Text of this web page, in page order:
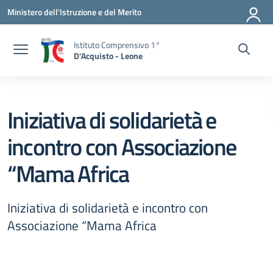
Vai ai contenuti
Vai al menu di navigazione
Vai al footer
Ministero dell'Istruzione e del Merito
Istituto Comprensivo 1°
D'Acquisto - Leone
Iniziativa di solidarietà e
incontro con Associazione
“Mama Africa
Iniziativa di solidarietà e incontro con
Associazione “Mama Africa